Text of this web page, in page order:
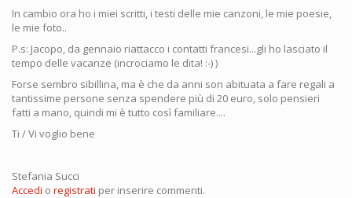
In cambio ora ho i miei scritti, i testi delle mie canzoni, le mie poesie,
le mie foto..
P.s: Jacopo, da gennaio riattacco i contatti francesi...gli ho lasciato il
tempo delle vacanze (incrociamo le dita! :-) )
Forse sembro sibillina, ma è che da anni son abituata a fare regali a
tantissime persone senza spendere più di 20 euro, solo pensieri
fatti a mano, quindi mi è tutto così familiare....
Ti / Vi voglio bene
Stefania Succi
Accedi o registrati per inserire commenti.